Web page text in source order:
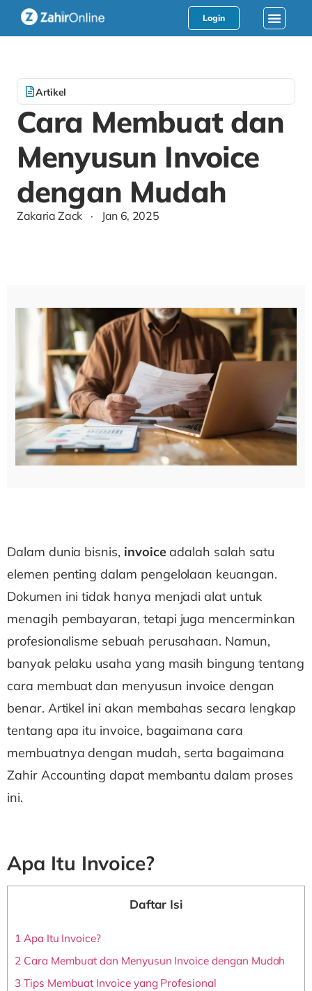
Login
Artikel
Cara Membuat dan
Menyusun Invoice
dengan Mudah
Zakaria Zack · Jan 6, 2025
Dalam dunia bisnis, invoiceadalah salah satu
elemen penting dalam pengelolaan keuangan.
Dokumen ini tidak hanya menjadi alat untuk
menagih pembayaran, tetapi juga mencerminkan
profesionalisme sebuah perusahaan. Namun,
banyak pelaku usaha yang masih bingung tentang
cara membuat dan menyusun invoice dengan
benar. Artikel ini akan membahas secara lengkap
tentang apa itu invoice, bagaimana cara
membuatnya dengan mudah, serta bagaimana
Zahir Accounting dapat membantu dalam proses
ini.
Apa Itu Invoice?
Daftar Isi
1Apa Itu Invoice?
2Cara Membuat dan Menyusun Invoice dengan Mudah
3Tips Membuat Invoice yang Profesional